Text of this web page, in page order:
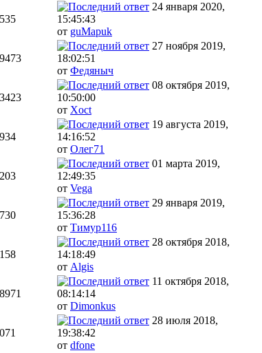
24 января 2020,
15:45:43
от guMapuk
27 ноября 2019,
18:02:51
от Федяныч
08 октября 2019,
10:50:00
от Xoct
19 августа 2019,
14:16:52
от Олег71
01 марта 2019,
12:49:35
от Vega
29 января 2019,
15:36:28
от Тимур116
28 октября 2018,
14:18:49
от Algis
11 октября 2018,
08:14:14
от Dimonkus
28 июля 2018,
19:38:42
от dfone